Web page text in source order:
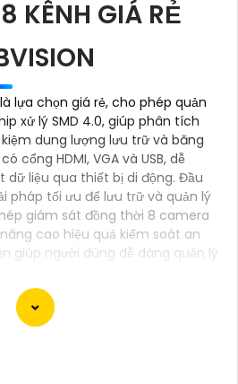
KÊNH GIÁ RẺ
lựa chọn giá rẻ, cho phép quản
xử lý SMD 4.0, giúp phân tích
dung lượng lưu trữ và băng
cổng HDMI, VGA và USB, dễ
liệu qua thiết bị di động. Đầu
pháp tối ưu để lưu trữ và quản lý
giám sát đồng thời 8 camera
cao hiệu quả kiểm soát an
giúp người dùng dễ dàng quản lý